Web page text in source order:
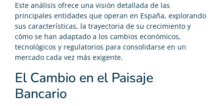
Este análisis ofrece una visión detallada de las
principales entidades que operan en España, explorando
sus características, la trayectoria de su crecimiento y
cómo se han adaptado a los cambios económicos,
tecnológicos y regulatorios para consolidarse en un
mercado cada vez más exigente.
El Cambio en el Paisaje
Bancario